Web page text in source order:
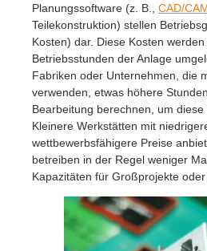
Planungssoftware (z. B., CAD/
Teilekonstruktion) stellen
Kosten) dar. Diese Kosten
Betriebsstunden der Anlage
Fabriken oder Unternehmen, die
verwenden, etwas höhere
Bearbeitung berechnen, um
Kleinere Werkstätten mit
wettbewerbsfähigere Preise
betreiben in der Regel weniger
Kapazitäten für Großprojekte